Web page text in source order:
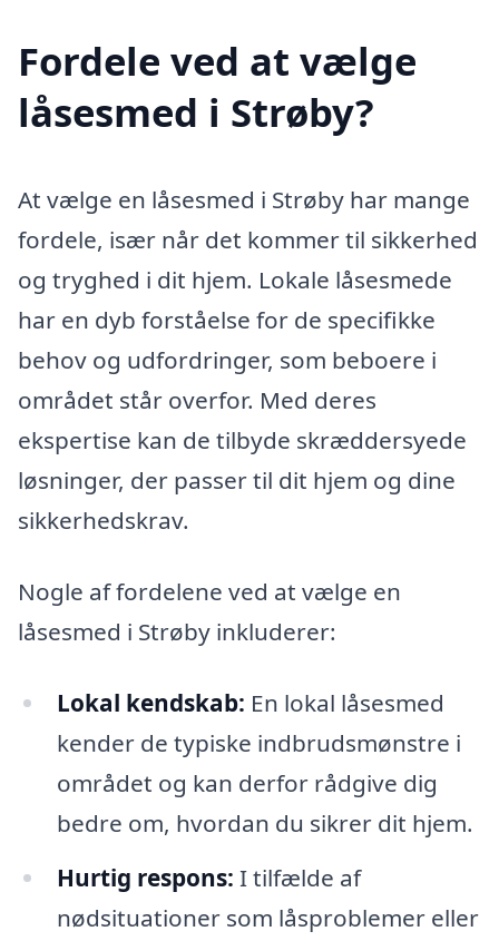
Fordele ved at vælge
låsesmed i Strøby?
At vælge en låsesmed i Strøby har mange
fordele, især når det kommer til sikkerhed
og tryghed i dit hjem. Lokale låsesmede
har en dyb forståelse for de specifikke
behov og udfordringer, som beboere i
området står overfor. Med deres
ekspertise kan de tilbyde skræddersyede
løsninger, der passer til dit hjem og dine
sikkerhedskrav.
Nogle af fordelene ved at vælge en
låsesmed i Strøby inkluderer:
Lokal kendskab: En lokal låsesmed
kender de typiske indbrudsmønstre i
området og kan derfor rådgive dig
bedre om, hvordan du sikrer dit hjem.
Hurtig respons: I tilfælde af
nødsituationer som låsproblemer eller